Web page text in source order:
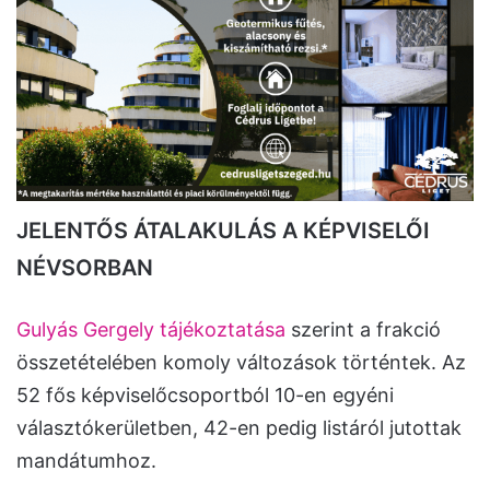
JELENTŐS ÁTALAKULÁS A KÉPVISELŐI
NÉVSORBAN
Gulyás Gergely tájékoztatása szerint a frakció
összetételében komoly változások történtek. Az
52 fős képviselőcsoportból 10-en egyéni
választókerületben, 42-en pedig listáról jutottak
mandátumhoz.